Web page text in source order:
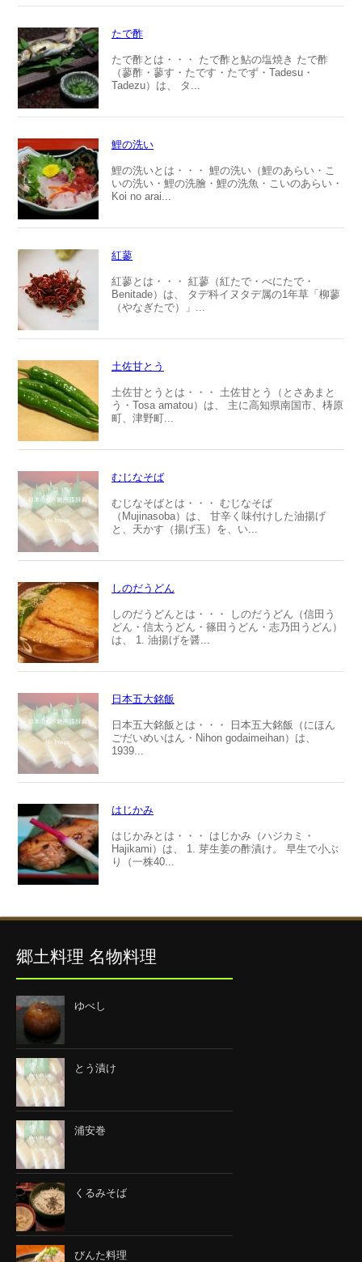
たで酢
たで酢とは・・・ たで酢と鮎の塩焼き たで酢
（蓼酢・蓼す・たです・たでず・Tadesu・
Tadezu）は、 タ...
鯉の洗い
鯉の洗いとは・・・ 鯉の洗い（鯉のあらい・こ
いの洗い・鯉の洗膾・鯉の洗魚・こいのあらい・
Koi no arai...
紅蓼
紅蓼とは・・・ 紅蓼（紅たで・べにたで・
Benitade）は、 タデ科イヌタデ属の1年草「柳蓼
（やなぎたで）」...
土佐甘とう
土佐甘とうとは・・・ 土佐甘とう（とさあまと
う・Tosa amatou）は、 主に高知県南国市、梼原
町、津野町...
むじなそば
むじなそばとは・・・ むじなそば
（Mujinasoba）は、 甘辛く味付けした油揚げ
と、天かす（揚げ玉）を、い...
しのだうどん
しのだうどんとは・・・ しのだうどん（信田う
どん・信太うどん・篠田うどん・志乃田うどん）
は、 1. 油揚げを醤...
日本五大銘飯
日本五大銘飯とは・・・ 日本五大銘飯（にほん
ごだいめいはん・Nihon godaimeihan）は、
1939...
はじかみ
はじかみとは・・・ はじかみ（ハジカミ・
Hajikami）は、 1. 芽生姜の酢漬け。 早生で小ぶ
り（一株40...
郷土料理 名物料理
ゆべし
とう漬け
浦安巻
くるみそば
びんた料理